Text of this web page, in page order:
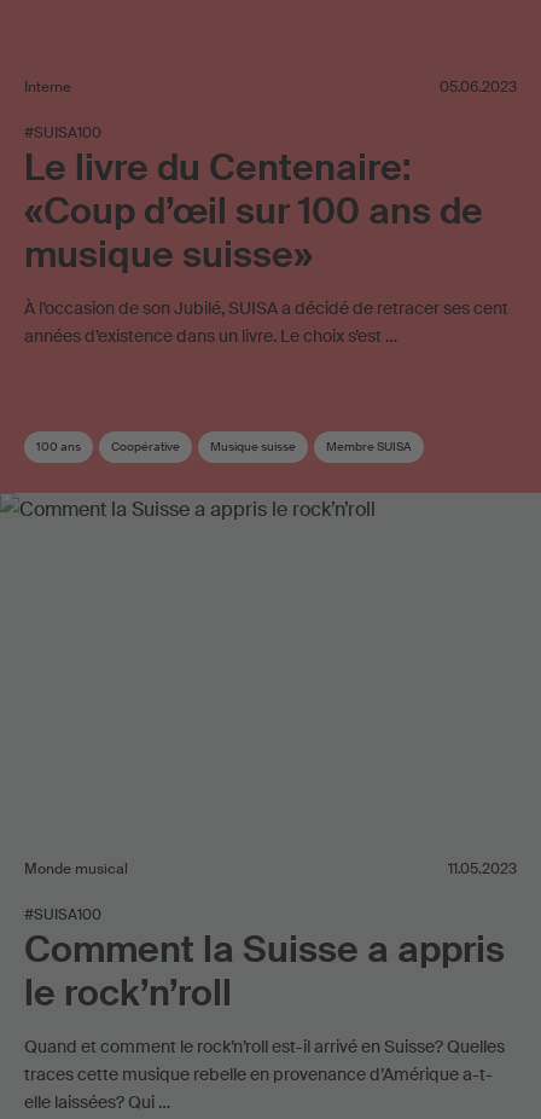
Interne 05.06.2023
#SUISA100
Le livre du Centenaire:
«Coup d’œil sur 100 ans de
musique suisse»
À l’occasion de son Jubilé, SUISA a décidé de retracer ses cent
années d’existence dans un livre. Le choix s’est …
100 ans Coopérative Musique suisse Membre SUISA
Monde musical 11.05.2023
#SUISA100
Comment la Suisse a appris
le rock’n’roll
Quand et comment le rock’n’roll est-il arrivé en Suisse? Quelles
traces cette musique rebelle en provenance d’Amérique a-t-
elle laissées? Qui …